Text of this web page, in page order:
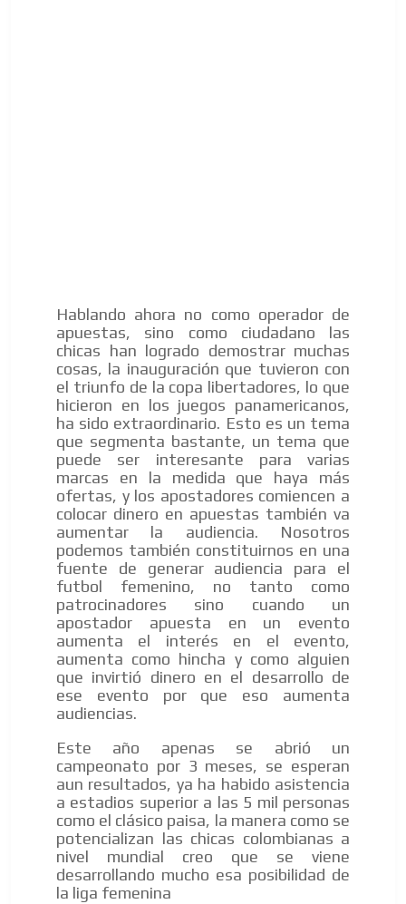
Hablando ahora no como operador de
apuestas, sino como ciudadano las
chicas han logrado demostrar muchas
cosas, la inauguración que tuvieron con
el triunfo de la copa libertadores, lo que
hicieron en los juegos panamericanos,
ha sido extraordinario. Esto es un tema
que segmenta bastante, un tema que
puede ser interesante para varias
marcas en la medida que haya más
ofertas, y los apostadores comiencen a
colocar dinero en apuestas también va
aumentar la audiencia. Nosotros
podemos también constituirnos en una
fuente de generar audiencia para el
futbol femenino, no tanto como
patrocinadores sino cuando un
apostador apuesta en un evento
aumenta el interés en el evento,
aumenta como hincha y como alguien
que invirtió dinero en el desarrollo de
ese evento por que eso aumenta
audiencias.
Este año apenas se abrió un
campeonato por 3 meses, se esperan
aun resultados, ya ha habido asistencia
a estadios superior a las 5 mil personas
como el clásico paisa, la manera como se
potencializan las chicas colombianas a
nivel mundial creo que se viene
desarrollando mucho esa posibilidad de
la liga femenina